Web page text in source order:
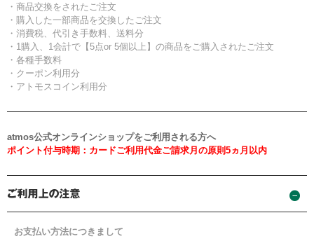
・商品交換をされたご注文
・購入した一部商品を交換したご注文
・消費税、代引き手数料、送料分
・1購入、1会計で【5点or 5個以上】の商品をご購入されたご注文
・各種手数料
・クーポン利用分
・アトモスコイン利用分
atmos公式オンラインショップをご利用される方へ
ポイント付与時期：カードご利用代金ご請求月の原則5ヵ月以内
お支払い方法につきまして